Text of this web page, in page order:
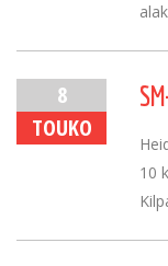
8
TOUKO
10